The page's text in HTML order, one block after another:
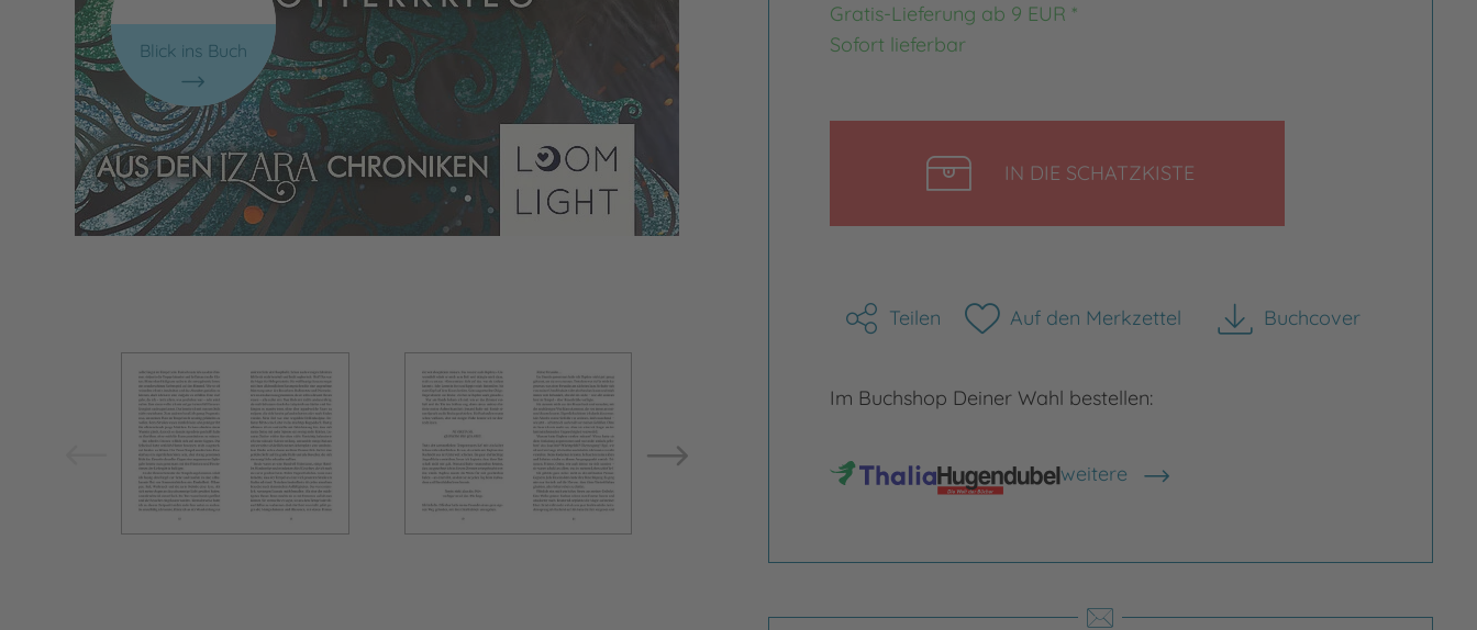
Blick ins Buch
Bild vergrößern
Gratis-Lieferung ab 9 EUR *
Sofort lieferbar
IN DIE SCHATZKISTE
Teilen Auf den Merkzettel Buchcover
herunterladen
Im Buchshop Deiner Wahl bestellen:
weitere
Shops anzeigen